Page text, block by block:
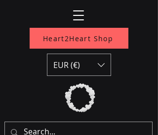
Heart2Heart Shop
EUR (€)